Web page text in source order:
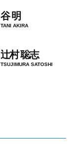
谷 明
TANI AKIRA
辻村 聡志
TSUJIMURA SATOSHI